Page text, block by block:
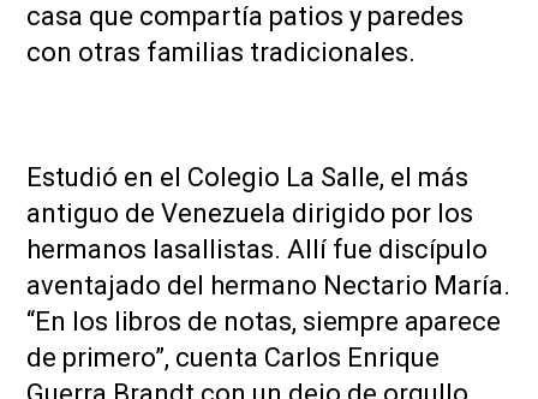
casa que compartía patios y paredes
con otras familias tradicionales.
Estudió en el Colegio La Salle, el más
antiguo de Venezuela dirigido por los
hermanos lasallistas. Allí fue discípulo
aventajado del hermano Nectario María.
“En los libros de notas, siempre aparece
de primero”, cuenta Carlos Enrique